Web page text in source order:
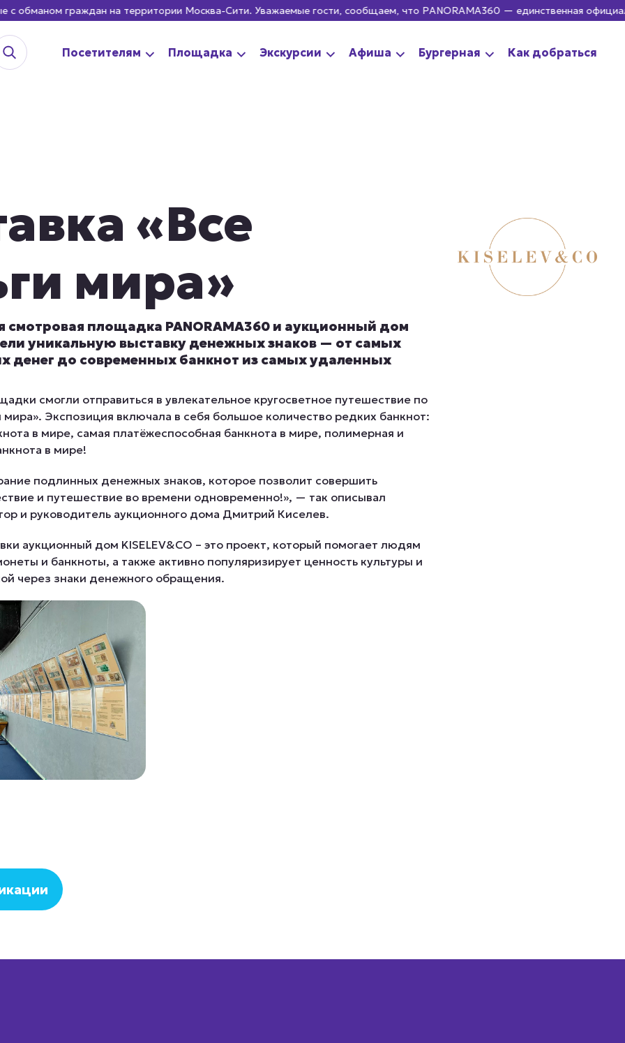
на территории Москва-Сити. Уважаемые гости, сообщаем, что PANORAMA360 — единственная официальная
Посетителям Площадка Экскурсии Афиша Бургерная Как добраться
«Все
мира»
смотровая площадка PANORAMA360 и аукционный дом
уникальную выставку денежных знаков — от самых
денег до современных банкнот из самых удаленных
смогли отправиться в увлекательное кругосветное путешествие по
мира». Экспозиция включала в себя большое количество редких банкнот:
в мире, самая платёжеспособная банкнота в мире, полимерная и
в мире!
подлинных денежных знаков, которое позволит совершить
и путешествие во времени одновременно!», — так описывал
и руководитель аукционного дома Дмитрий Киселев.
аукционный дом KISELEV&CO – это проект, который помогает людям
и банкноты, а также активно популяризирует ценность культуры и
через знаки денежного обращения.